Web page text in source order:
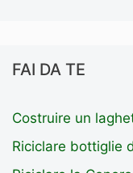
FAI DA TE
Costruire un
Riciclare bottiglie